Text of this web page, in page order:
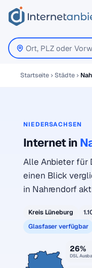
Startseite Städte
NIEDERSACHSEN
Internet in
Alle Anbieter für
einen Blick
in Nahrendorf
Kreis Lüneburg
Glasfaser verfügbar
26%
DSL